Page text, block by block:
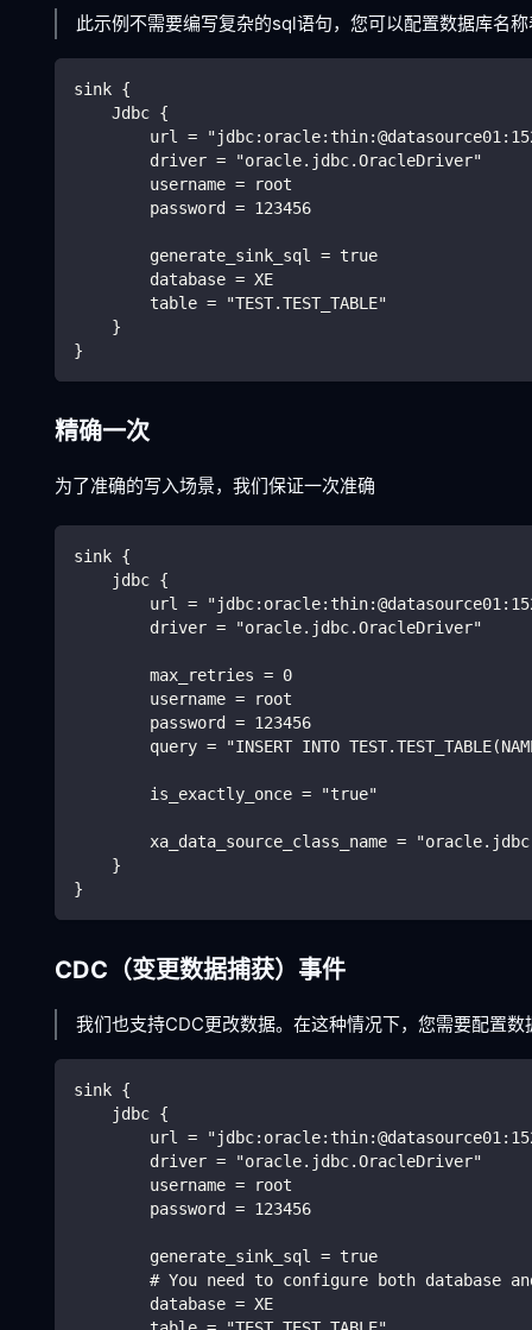
此示例不需要编写复杂的sql语句，您可以配置数据库名
sink {
    Jdbc {
url =
        driver = "oracle.jdbc.OracleDriver"
        username = root
        password = 123456
        generate_sink_sql = true
        database = XE
        table = "TEST.TEST_TABLE"
    }
}
精确一次
为了准确的写入场景，我们保证一次准确
sink {
    jdbc {
url =
        driver = "oracle.jdbc.OracleDriver"
        max_retries = 0
        username = root
        password = 123456
query = "INSERT INTO
        is_exactly_once = "true"
xa_data_source_class_name =
    }
}
CDC（变更数据捕获）事件
我们也支持CDC更改数据。在这种情况下，您需要配置数
sink {
    jdbc {
url =
        driver = "oracle.jdbc.OracleDriver"
        username = root
        password = 123456
        generate_sink_sql = true
# You need to configure both database
        database = XE